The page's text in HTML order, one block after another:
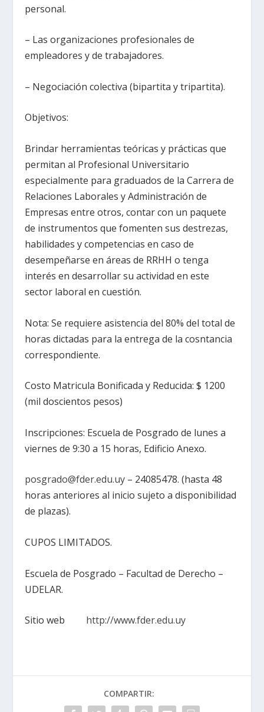
personal.
– Las organizaciones profesionales de
empleadores y de trabajadores.
– Negociación colectiva (bipartita y tripartita).
Objetivos:
Brindar herramientas teóricas y prácticas que
permitan al Profesional Universitario
especialmente para graduados de la Carrera de
Relaciones Laborales y Administración de
Empresas entre otros, contar con un paquete
de instrumentos que fomenten sus destrezas,
habilidades y competencias en caso de
desempeñarse en áreas de RRHH o tenga
interés en desarrollar su actividad en este
sector laboral en cuestión.
Nota: Se requiere asistencia del 80% del total de
horas dictadas para la entrega de la cosntancia
correspondiente.
Costo Matricula Bonificada y Reducida: $ 1200
(mil doscientos pesos)
Inscripciones: Escuela de Posgrado de lunes a
viernes de 9:30 a 15 horas, Edificio Anexo.
posgrado@fder.edu.uy – 24085478. (hasta 48
horas anteriores al inicio sujeto a disponibilidad
de plazas).
CUPOS LIMITADOS.
Escuela de Posgrado – Facultad de Derecho –
UDELAR.
Sitio web http://www.fder.edu.uy
COMPARTIR: